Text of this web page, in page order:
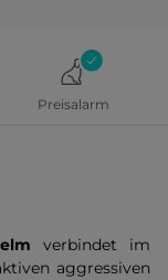
Preisalarm
verbindet im
aggressiven